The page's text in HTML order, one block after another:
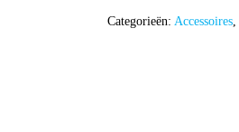
Categorieën: Accessoires,